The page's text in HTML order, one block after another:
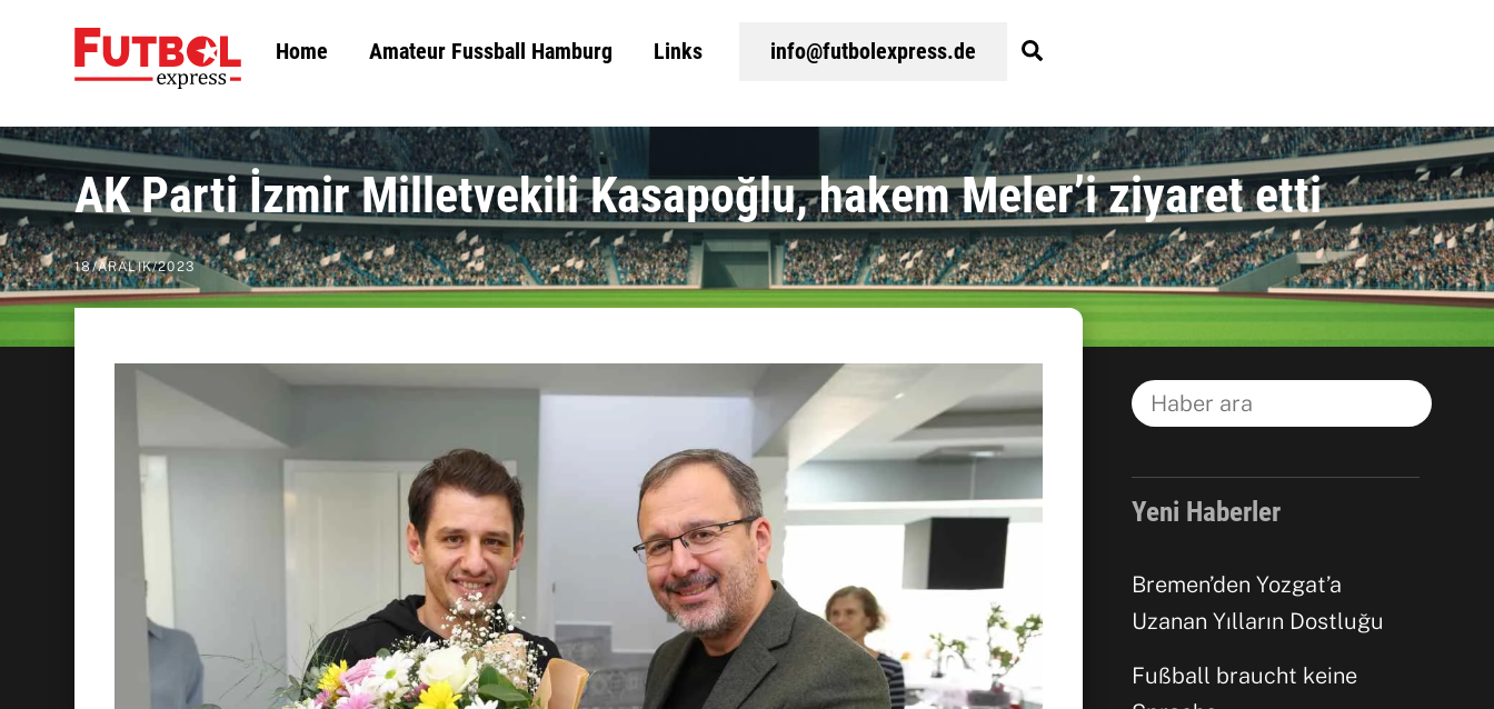
content
Home Amateur Fussball Hamburg Links info@futbolexpress.de
AK Parti İzmir Milletvekili Kasapoğlu, hakem Meler’i ziyaret etti
18/ARALIK/2023
Yeni Haberler
Bremen’den Yozgat’a
Uzanan Yılların Dostluğu
Fußball braucht keine